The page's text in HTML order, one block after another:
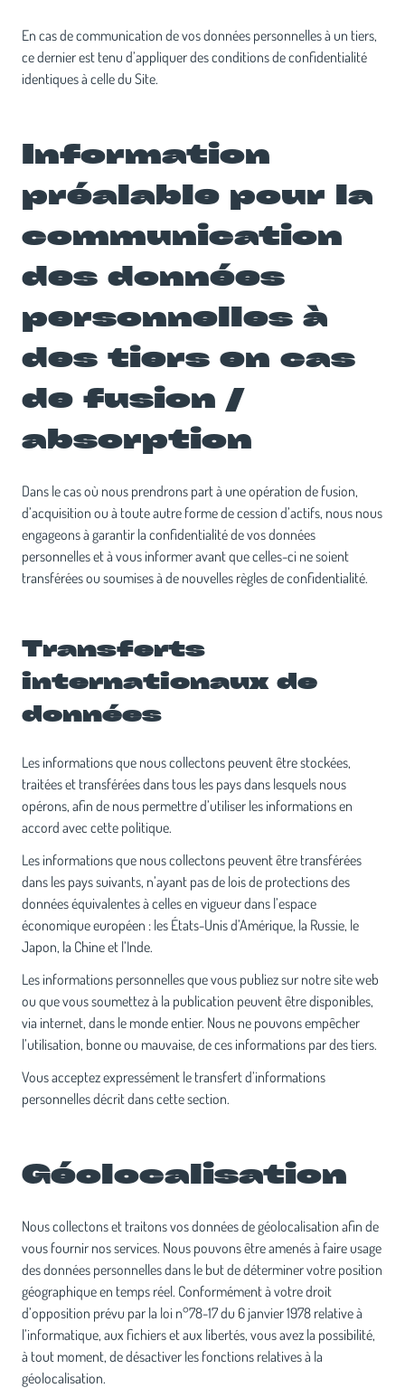
En cas de communication de vos données personnelles à un tiers,
ce dernier est tenu d’appliquer des conditions de confidentialité
identiques à celle du Site.
Information
préalable pour la
communication
des données
personnelles à
des tiers en cas
de fusion /
absorption
Dans le cas où nous prendrons part à une opération de fusion,
d’acquisition ou à toute autre forme de cession d’actifs, nous nous
engageons à garantir la confidentialité de vos données
personnelles et à vous informer avant que celles-ci ne soient
transférées ou soumises à de nouvelles règles de confidentialité.
Transferts
internationaux de
données
Les informations que nous collectons peuvent être stockées,
traitées et transférées dans tous les pays dans lesquels nous
opérons, afin de nous permettre d’utiliser les informations en
accord avec cette politique.
Les informations que nous collectons peuvent être transférées
dans les pays suivants, n’ayant pas de lois de protections des
données équivalentes à celles en vigueur dans l’espace
économique européen : les États-Unis d’Amérique, la Russie, le
Japon, la Chine et l’Inde.
Les informations personnelles que vous publiez sur notre site web
ou que vous soumettez à la publication peuvent être disponibles,
via internet, dans le monde entier. Nous ne pouvons empêcher
l’utilisation, bonne ou mauvaise, de ces informations par des tiers.
Vous acceptez expressément le transfert d’informations
personnelles décrit dans cette section.
Géolocalisation
Nous collectons et traitons vos données de géolocalisation afin de
vous fournir nos services. Nous pouvons être amenés à faire usage
des données personnelles dans le but de déterminer votre position
géographique en temps réel. Conformément à votre droit
d’opposition prévu par la loi n°78-17 du 6 janvier 1978 relative à
l’informatique, aux fichiers et aux libertés, vous avez la possibilité,
à tout moment, de désactiver les fonctions relatives à la
géolocalisation.